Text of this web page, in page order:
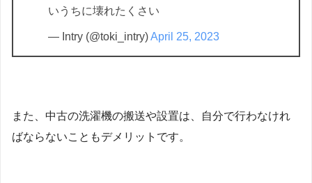
いうちに壊れたくさい
— Intry (@toki_intry)April 25, 2023
また、中古の洗濯機の搬送や設置は、自分で行わなけれ
ばならないこともデメリットです。